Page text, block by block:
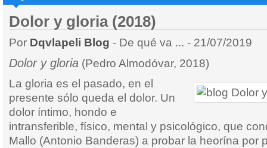
Dolor y gloria (2018)
Por Dqvlapeli Blog - De qué va ... - 21/07/2019
Dolor y gloria (Pedro Almodóvar, 2018)
La gloria es el pasado, en el
presente sólo queda el dolor. Un
dolor íntimo, hondo e
intransferible, físico, mental y psicológico, que
Mallo (Antonio Banderas) a probar la heorína por